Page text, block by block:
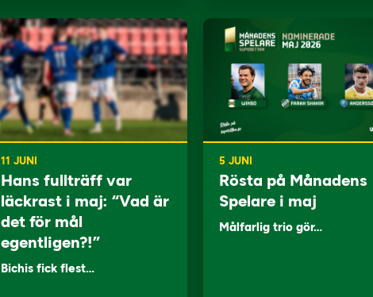
11 JUNI
Hans fullträff var
läckrast i maj: “Vad är
det för mål
egentligen?!”
Bichis fick flest…
5 JUNI
Rösta på Månadens
Spelare i maj
Målfarlig trio gör…